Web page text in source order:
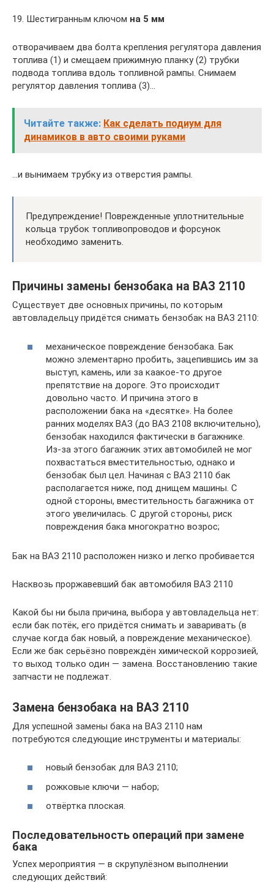
19. Шестигранным ключом на 5 мм
отворачиваем два болта крепления регулятора давления
топлива (1) и смещаем прижимную планку (2) трубки
подвода топлива вдоль топливной рампы. Снимаем
регулятор давления топлива (3)…
Читайте также: Как сделать подиум для
динамиков в авто своими руками
…и вынимаем трубку из отверстия рампы.
Предупреждение! Поврежденные уплотнительные
кольца трубок топливопроводов и форсунок
необходимо заменить.
Причины замены бензобака на ВАЗ 2110
Существует две основных причины, по которым
автовладельцу придётся снимать бензобак на ВАЗ 2110:
механическое повреждение бензобака. Бак
можно элементарно пробить, зацепившись им за
выступ, камень, или за каакое-то другое
препятствие на дороге. Это происходит
довольно часто. И причина этого в
расположении бака на «десятке». На более
ранних моделях ВАЗ (до ВАЗ 2108 включительно),
бензобак находился фактически в багажнике.
Из-за этого багажник этих автомобилей не мог
похвастаться вместительностью, однако и
бензобак был цел. Начиная с ВАЗ 2110 бак
располагается ниже, под днищем машины. С
одной стороны, вместительность багажника от
этого увеличилась. С другой стороны, риск
повреждения бака многократно возрос;
Бак на ВАЗ 2110 расположен низко и легко пробивается
Насквозь проржавевший бак автомобиля ВАЗ 2110
Какой бы ни была причина, выбора у автовладельца нет:
если бак потёк, его придётся снимать и заваривать (в
случае когда бак новый, а повреждение механическое).
Если же бак серьёзно повреждён химической коррозией,
то выход только один — замена. Восстановлению такие
запчасти не подлежат.
Замена бензобака на ВАЗ 2110
Для успешной замены бака на ВАЗ 2110 нам
потребуются следующие инструменты и материалы:
новый бензобак для ВАЗ 2110;
рожковые ключи — набор;
отвёртка плоская.
Последовательность операций при замене
бака
Успех мероприятия — в скрупулёзном выполнении
следующих действий: